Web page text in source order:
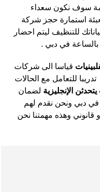
سوف نكون سعداء
استمارة حجز شركة
للتنظيف ليتم احضار
بالساعة في دبي .
قياسا الى شركات
للتعامل مع الحالات
الإنجليزية لضمان
دبي ونحن نقدم لهم
وهذه مهمتنا نحن